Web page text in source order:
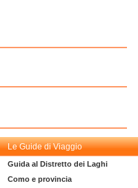
Le Guide di Viaggio
Guida al Distretto dei Laghi
Como e provincia